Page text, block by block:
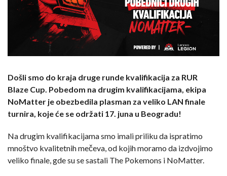
Došli smo do kraja druge runde kvalifikacija za RUR
Blaze Cup. Pobedom na drugim kvalifikacijama, ekipa
NoMatter je obezbedila plasman za veliko LAN finale
turnira, koje će se održati 17. juna u Beogradu!
Na drugim kvalifikacijama smo imali priliku da ispratimo
mnoštvo kvalitetnih mečeva, od kojih moramo da izdvojimo
veliko finale, gde su se sastali The Pokemons i NoMatter.